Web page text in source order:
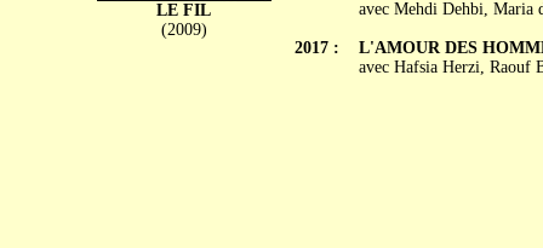
LE FIL
(2009)
2017 :
avec Mehdi Dehbi, Maria
L'AMOUR DES
avec Hafsia Herzi, Raouf